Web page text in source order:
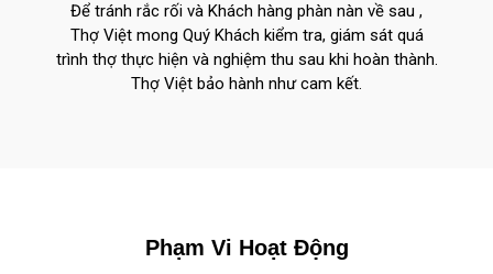
Để tránh rắc rối và Khách hàng phàn nàn về sau ,
Thợ Việt mong Quý Khách kiểm tra, giám sát quá
trình thợ thực hiện và nghiệm thu sau khi hoàn thành.
Thợ Việt bảo hành như cam kết.
Phạm Vi Hoạt Động